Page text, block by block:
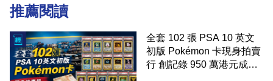
推薦閱讀
全套 102 張 PSA 10 英文
初版 Pokémon 卡現身拍賣
行 創記錄 950 萬港元成交